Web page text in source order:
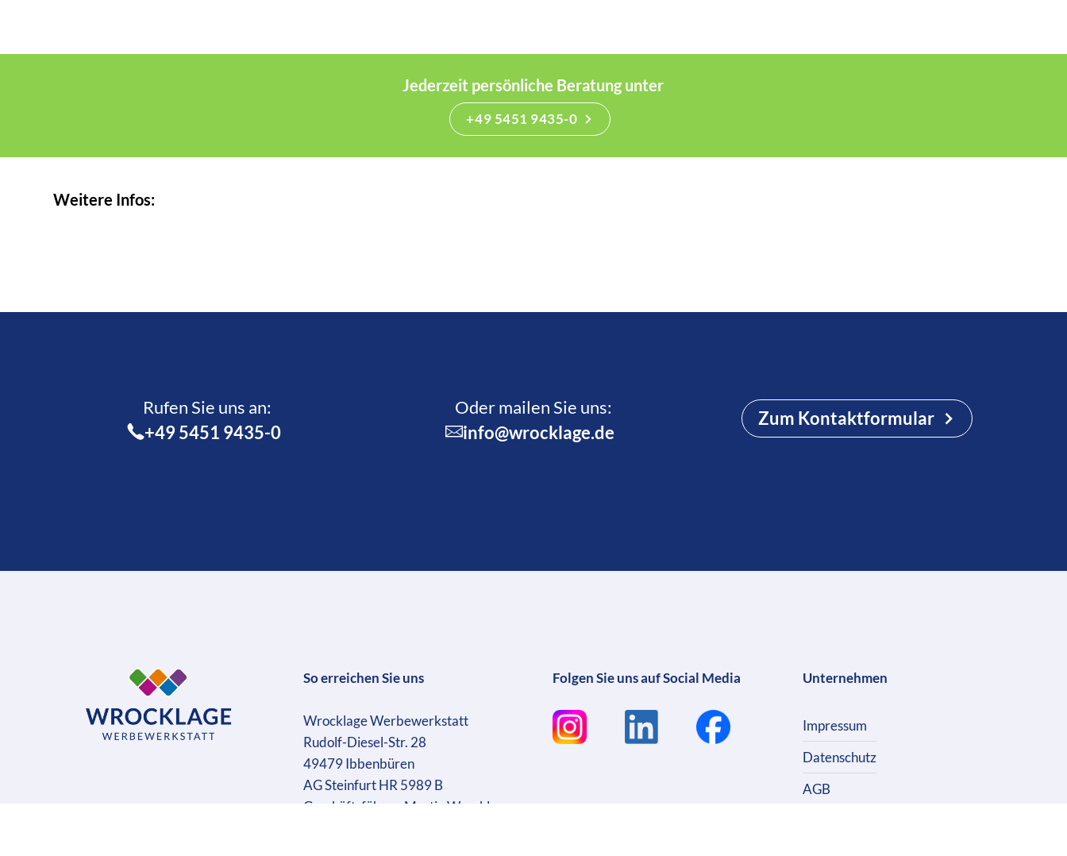
Jederzeit persönliche Beratung unter
+49 5451 9435-0
Weitere Infos:
Rufen Sie uns an:­
+49 5451 9435-0
Oder mailen Sie uns:
info@wrocklage.de
Zum Kontaktformular
So erreichen Sie uns
Wrocklage Werbewerkstatt
Rudolf-Diesel-Str. 28
49479 Ibbenbüren
AG Steinfurt HR 5989 B
Geschäftsführer: Martin Wrocklage
Folgen Sie uns auf Social Media Unternehmen
Impressum
Datenschutz
AGB